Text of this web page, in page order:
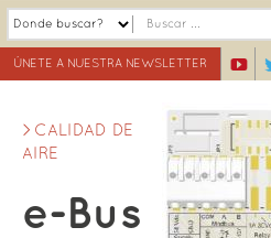
ÚNETE A NUESTRA NEWSLETTER
CALIDAD DE
AIRE
e-Bus